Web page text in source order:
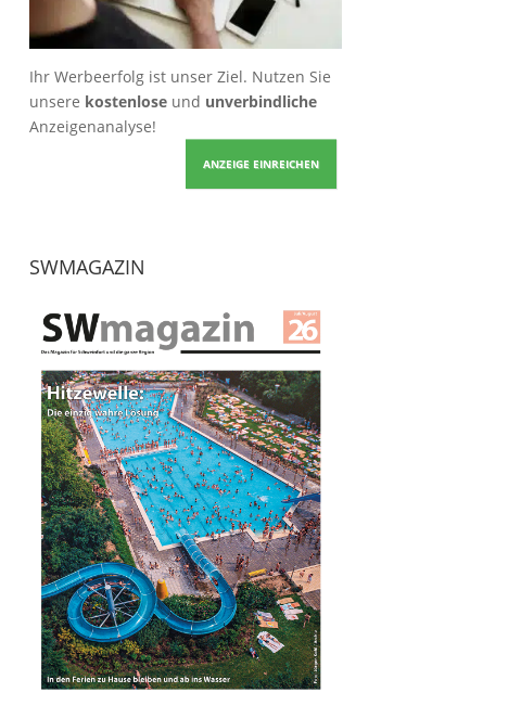
Ihr Werbeerfolg ist unser Ziel. Nutzen Sie
unsere kostenloseund unverbindliche
Anzeigenanalyse!
ANZEIGE EINREICHEN
SWMAGAZIN